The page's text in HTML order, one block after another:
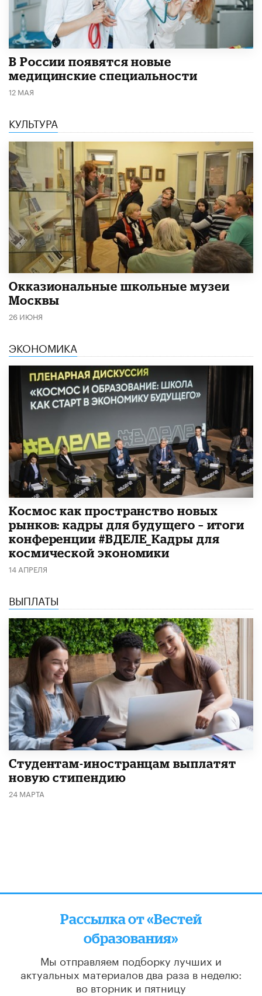
В России появятся новые
медицинские специальности
12 МАЯ
КУЛЬТУРА
​Окказиональные школьные музеи
Москвы
26 ИЮНЯ
ЭКОНОМИКА
Космос как пространство новых
рынков: кадры для будущего – итоги
конференции #ВДЕЛЕ_Кадры для
космической экономики
14 АПРЕЛЯ
ВЫПЛАТЫ
Студентам-иностранцам выплатят
новую стипендию
24 МАРТА
Рассылка от «Вестей
образования»
Мы отправляем подборку лучших и
актуальных материалов два раза в неделю:
во вторник и пятницу